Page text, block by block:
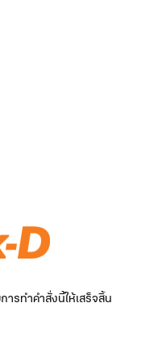
รทำคำสั่งนี้ให้เสร็จสิ้น